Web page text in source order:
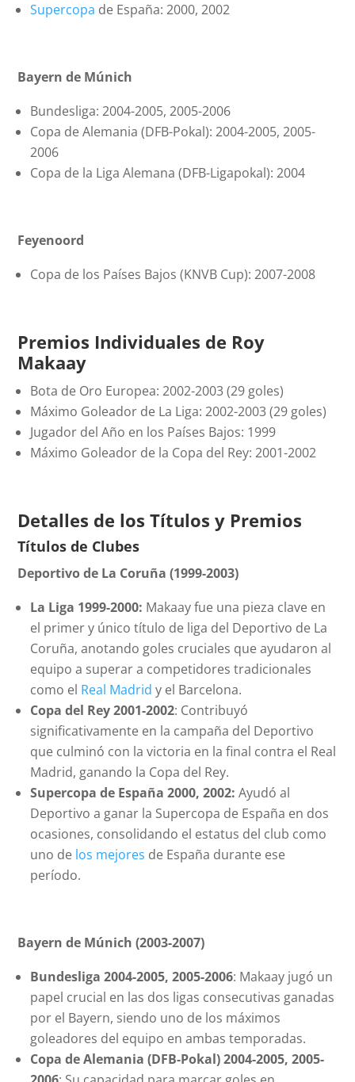
Supercopa de España: 2000, 2002
Bayern de Múnich
Bundesliga: 2004-2005, 2005-2006
Copa de Alemania (DFB-Pokal): 2004-2005, 2005-
2006
Copa de la Liga Alemana (DFB-Ligapokal): 2004
Feyenoord
Copa de los Países Bajos (KNVB Cup): 2007-2008
Premios Individuales de Roy
Makaay
Bota de Oro Europea: 2002-2003 (29 goles)
Máximo Goleador de La Liga: 2002-2003 (29 goles)
Jugador del Año en los Países Bajos: 1999
Máximo Goleador de la Copa del Rey: 2001-2002
Detalles de los Títulos y Premios
Títulos de Clubes
Deportivo de La Coruña (1999-2003)
La Liga 1999-2000: Makaay fue una pieza clave en
el primer y único título de liga del Deportivo de La
Coruña, anotando goles cruciales que ayudaron al
equipo a superar a competidores tradicionales
como el Real Madrid y el Barcelona.
Copa del Rey 2001-2002: Contribuyó
significativamente en la campaña del Deportivo
que culminó con la victoria en la final contra el Real
Madrid, ganando la Copa del Rey.
Supercopa de España 2000, 2002: Ayudó al
Deportivo a ganar la Supercopa de España en dos
ocasiones, consolidando el estatus del club como
uno de los mejores de España durante ese
período.
Bayern de Múnich (2003-2007)
Bundesliga 2004-2005, 2005-2006: Makaay jugó un
papel crucial en las dos ligas consecutivas ganadas
por el Bayern, siendo uno de los máximos
goleadores del equipo en ambas temporadas.
Copa de Alemania (DFB-Pokal) 2004-2005, 2005-